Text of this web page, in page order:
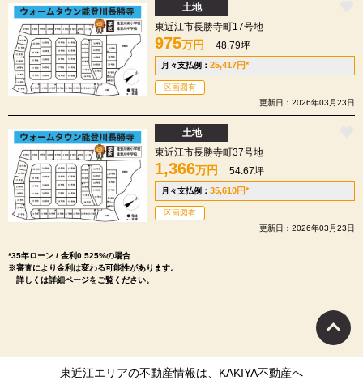
土地
東近江市長勝寺町17号地
975万円 48.79坪
月々支払例：25,417円*
区画図有
更新日：2026年03月23日
土地
東近江市長勝寺町37号地
1,366万円 54.67坪
月々支払例：35,610円*
区画図有
更新日：2026年03月23日
*35年ローン / 金利0.525%の場合
※審査により金利は変わる可能性があります。
詳しくは詳細ページをご覧ください。
東近江エリアの不動産情報は、KAKIYA不動産へ